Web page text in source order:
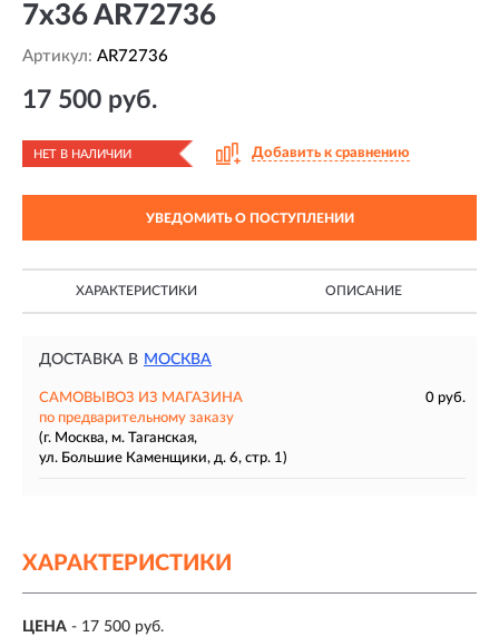
7x36 AR72736
Артикул: AR72736
17 500 руб.
НЕТ В НАЛИЧИИ Добавить к сравнению
УВЕДОМИТЬ О ПОСТУПЛЕНИИ
ХАРАКТЕРИСТИКИ ОПИСАНИЕ
ДОСТАВКА В МОСКВА
САМОВЫВОЗ ИЗ МАГАЗИНА
0 руб.
по предварительному заказу
(г. Москва, м. Таганская,
ул. Большие Каменщики, д. 6, стр. 1)
ХАРАКТЕРИСТИКИ
ЦЕНА - 17 500 руб.